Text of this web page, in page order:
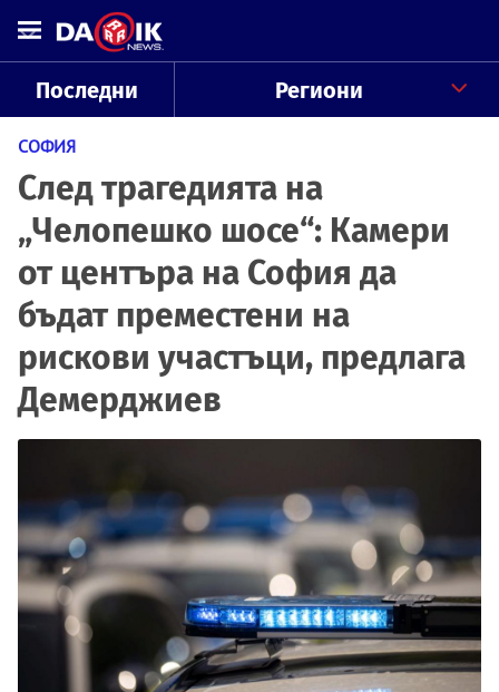
Последни Региони
СОФИЯ
След трагедията на
„Челопешко шосе“: Камери
от центъра на София да
бъдат преместени на
рискови участъци, предлага
Демерджиев